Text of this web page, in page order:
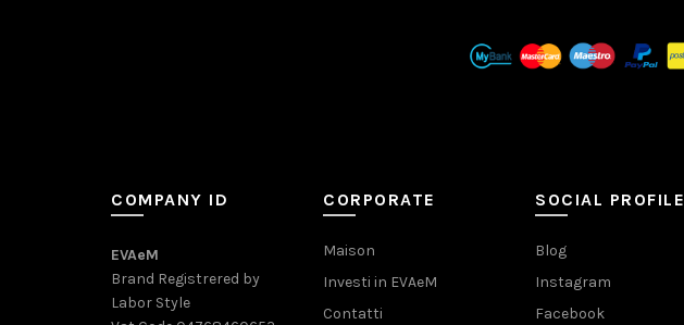
COMPANY ID
EVAeM
Brand Registrered by
Labor Style
CORPORATE
Maison
Investi in EVAeM
Contatti
SOCIAL PROFILE
Blog
Instagram
Facebook